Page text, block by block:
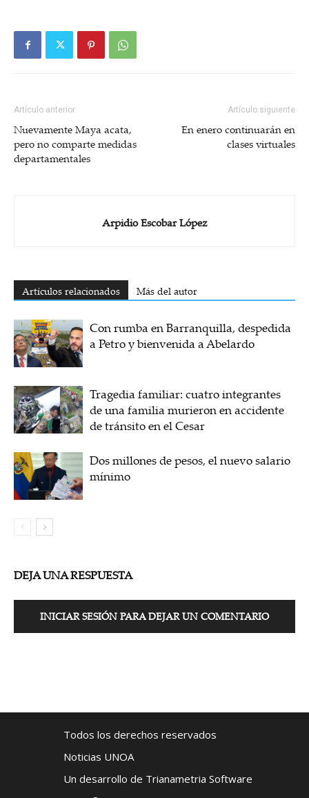
Artículo anterior
Nuevamente Maya acata,
pero no comparte medidas
departamentales
Artículo siguiente
En enero continuarán en
clases virtuales
Arpidio Escobar López
Artículos relacionados Más del autor
Con rumba en Barranquilla, despedida
a Petro y bienvenida a Abelardo
Tragedia familiar: cuatro integrantes
de una familia murieron en accidente
de tránsito en el Cesar
Dos millones de pesos, el nuevo salario
mínimo
DEJA UNA RESPUESTA
INICIAR SESIÓN PARA DEJAR UN COMENTARIO
Todos los derechos reservados
Noticias UNOA
Un desarrollo de Trianametria Software